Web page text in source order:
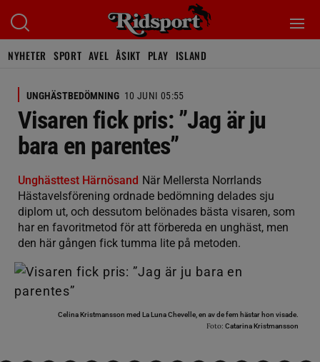
NYHETER SPORT AVEL ÅSIKT PLAY ISLAND
UNGHÄSTBEDÖMNING 10 JUNI 05:55
Visaren fick pris: ”Jag är ju
bara en parentes”
Unghästtest Härnösand När Mellersta Norrlands
Hästavelsförening ordnade bedömning delades sju
diplom ut, och dessutom belönades bästa visaren, som
har en favoritmetod för att förbereda en unghäst, men
den här gången fick tumma lite på metoden.
Celina Kristmansson med La Luna Chevelle, en av de fem hästar hon visade.
Foto: Catarina Kristmansson